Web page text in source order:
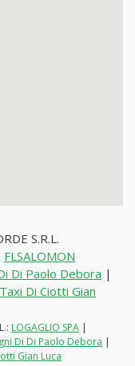
S.R.L.
FLSALOMON
Di Paolo Debora |
Di Ciotti Gian
LOGAGLIO SPA |
Di Di Paolo Debora |
Gian Luca